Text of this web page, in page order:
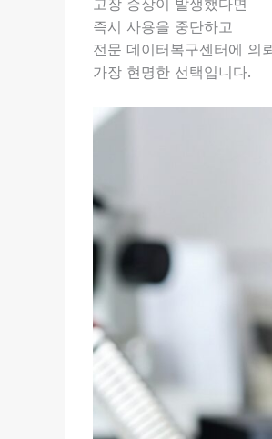
즉시 사용을 중단하고
전문 데이터복구센터에 의
가장 현명한 선택입니다.